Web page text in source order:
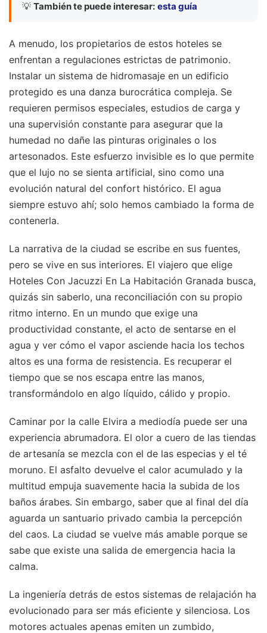
💡 También te puede interesar: esta guía
A menudo, los propietarios de estos hoteles se
enfrentan a regulaciones estrictas de patrimonio.
Instalar un sistema de hidromasaje en un edificio
protegido es una danza burocrática compleja. Se
requieren permisos especiales, estudios de carga y
una supervisión constante para asegurar que la
humedad no dañe las pinturas originales o los
artesonados. Este esfuerzo invisible es lo que permite
que el lujo no se sienta artificial, sino como una
evolución natural del confort histórico. El agua
siempre estuvo ahí; solo hemos cambiado la forma de
contenerla.
La narrativa de la ciudad se escribe en sus fuentes,
pero se vive en sus interiores. El viajero que elige
Hoteles Con Jacuzzi En La Habitación Granada busca,
quizás sin saberlo, una reconciliación con su propio
ritmo interno. En un mundo que exige una
productividad constante, el acto de sentarse en el
agua y ver cómo el vapor asciende hacia los techos
altos es una forma de resistencia. Es recuperar el
tiempo que se nos escapa entre las manos,
transformándolo en algo líquido, cálido y propio.
Caminar por la calle Elvira a mediodía puede ser una
experiencia abrumadora. El olor a cuero de las tiendas
de artesanía se mezcla con el de las especias y el té
moruno. El asfalto devuelve el calor acumulado y la
multitud empuja suavemente hacia la subida de los
baños árabes. Sin embargo, saber que al final del día
aguarda un santuario privado cambia la percepción
del caos. La ciudad se vuelve más amable porque se
sabe que existe una salida de emergencia hacia la
calma.
La ingeniería detrás de estos sistemas de relajación ha
evolucionado para ser más eficiente y silenciosa. Los
motores actuales apenas emiten un zumbido,